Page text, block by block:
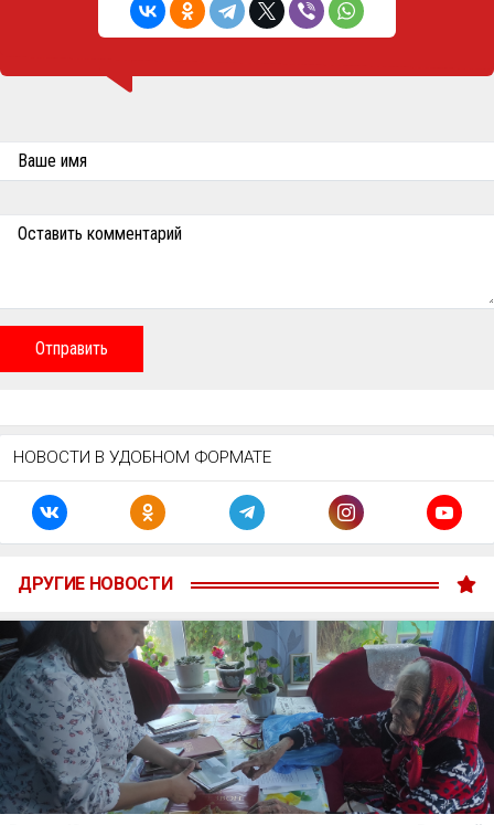
Ваше имя
Оставить комментарий
Отправить
НОВОСТИ В УДОБНОМ ФОРМАТЕ
ДРУГИЕ НОВОСТИ